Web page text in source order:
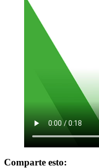
Comparte esto: